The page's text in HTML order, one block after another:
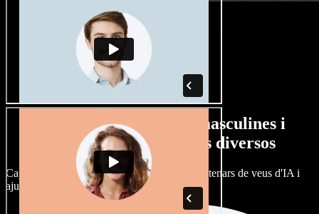
Gran varietat de veus masculines i
femenines amb accents diversos
Cap projecte ha de sonar igual. Tria entre centenars de veus d'IA i
ajusta'n l’accent.